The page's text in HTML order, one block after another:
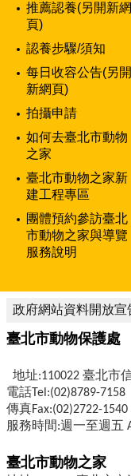
推薦認養(另開新網
頁)
認養步驟/須知
每日收容公告(另開
新網頁)
拍攝申請
如何去臺北市動物
之家
臺北市動物之家新
建工程專區
團體預約參訪臺北
市動物之家與導覽
服務說明
政府網站資料開放宣
臺北
地址:110022 臺北市
電話Tel:(02)8789-7158
傳真Fax:(02)2722-1540
服務時間:週一至週五
臺北市動物之家